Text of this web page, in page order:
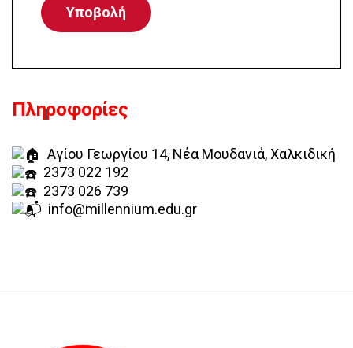
Πληροφορίες
Αγίου Γεωργίου 14, Νέα Μουδανιά, Χαλκιδική
2373 022 192
2373 026 739
info@millennium.edu.gr